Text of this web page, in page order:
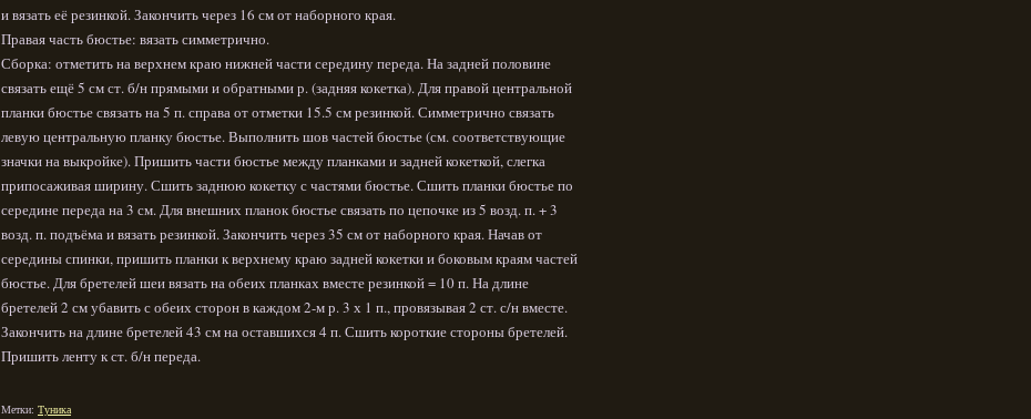
и вязать её резинкой. Закончить через 16 см от наборного края.
Правая часть бюстье: вязать симметрично.
Сборка: отметить на верхнем краю нижней части середину переда. На задней половине
связать ещё 5 см ст. б/н прямыми и обратными р. (задняя кокетка). Для правой центральной
планки бюстье связать на 5 п. справа от отметки 15.5 см резинкой. Симметрично связать
левую центральную планку бюстье. Выполнить шов частей бюстье (см. соответствующие
значки на выкройке). Пришить части бюстье между планками и задней кокеткой, слегка
припосаживая ширину. Сшить заднюю кокетку с частями бюстье. Сшить планки бюстье по
середине переда на 3 см. Для внешних планок бюстье связать по цепочке из 5 возд. п. + 3
возд. п. подъёма и вязать резинкой. Закончить через 35 см от наборного края. Начав от
середины спинки, пришить планки к верхнему краю задней кокетки и боковым краям частей
бюстье. Для бретелей шеи вязать на обеих планках вместе резинкой = 10 п. На длине
бретелей 2 см убавить с обеих сторон в каждом 2-м р. 3 х 1 п., провязывая 2 ст. с/н вместе.
Закончить на длине бретелей 43 см на оставшихся 4 п. Сшить короткие стороны бретелей.
Пришить ленту к ст. б/н переда.
Метки: Туника